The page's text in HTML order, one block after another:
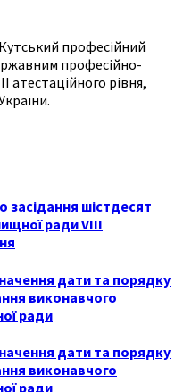
професійний
професійно-
атестаційного рівня,
засідання шістдесят
ради VIII
дати та порядку
виконавчого
ради
дати та порядку
виконавчого
ради